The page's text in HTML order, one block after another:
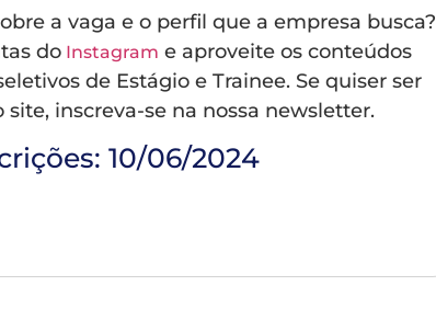
a vaga e o perfil que a empresa busca?
do Instagram e aproveite os conteúdos
de Estágio e Trainee. Se quiser ser
inscreva-se na nossa newsletter.
10/06/2024